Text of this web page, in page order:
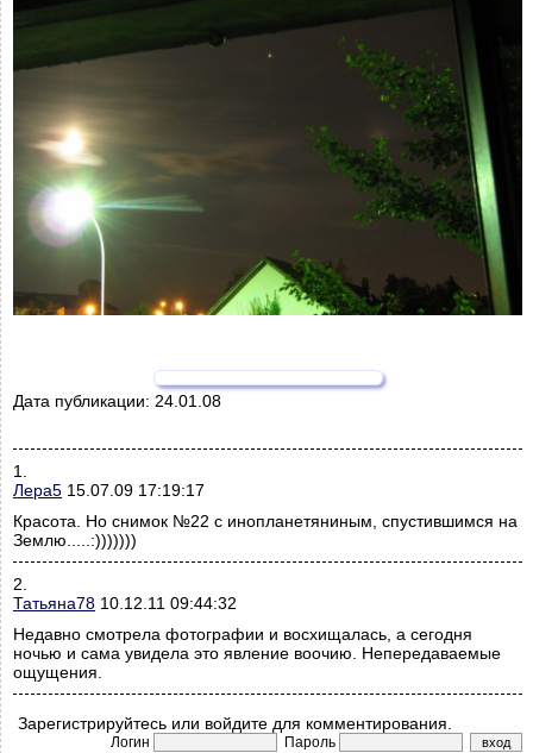
Дата публикации: 24.01.08
1.
Лера5 15.07.09 17:19:17
Красота. Но снимок №22 с инопланетяниным, спустившимся на
Землю.....:)))))))
2.
Татьяна78 10.12.11 09:44:32
Недавно смотрела фотографии и восхищалась, а сегодня
ночью и сама увидела это явление воочию. Непередаваемые
ощущения.
Зарегистрируйтесь или войдите для комментирования.
Логин Пароль